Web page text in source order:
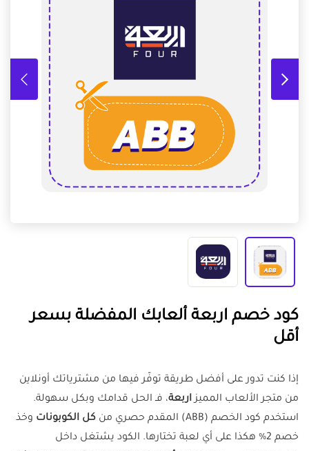
كود خصم اربعة ألعابك المفضلة بسعر
أقل
إذا كنت تدور على أفضل طريقة توفّر فيها من مشترياتك أونلاين
من متجر الألعاب المميزاربعة، فـ الحل قدامك وبكل سهولة.
استخدم كود الخصم (ABB) المقدم حصري من
كل الكوبونات وخذ
خصم 2% هكذا على أي لعبة تختارها. الكود يشتغل داخل